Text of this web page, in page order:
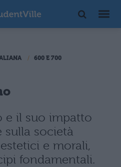
600 E 700
e il suo impatto
sulla società
e morali,
fondamentali.